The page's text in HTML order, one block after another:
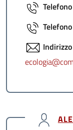
Telefono
Telefono